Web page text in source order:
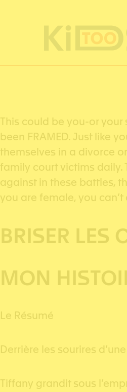
This could be you-or
been FRAMED. Just like
themselves in a divorce
family court victims daily.
against in these battles,
you are female, you
BRISER LES
MON
Le Résumé
Derrière les sourires
Tiffany grandit sous